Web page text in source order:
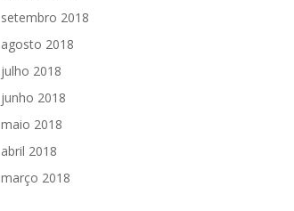
setembro 2018
agosto 2018
julho 2018
junho 2018
maio 2018
abril 2018
março 2018